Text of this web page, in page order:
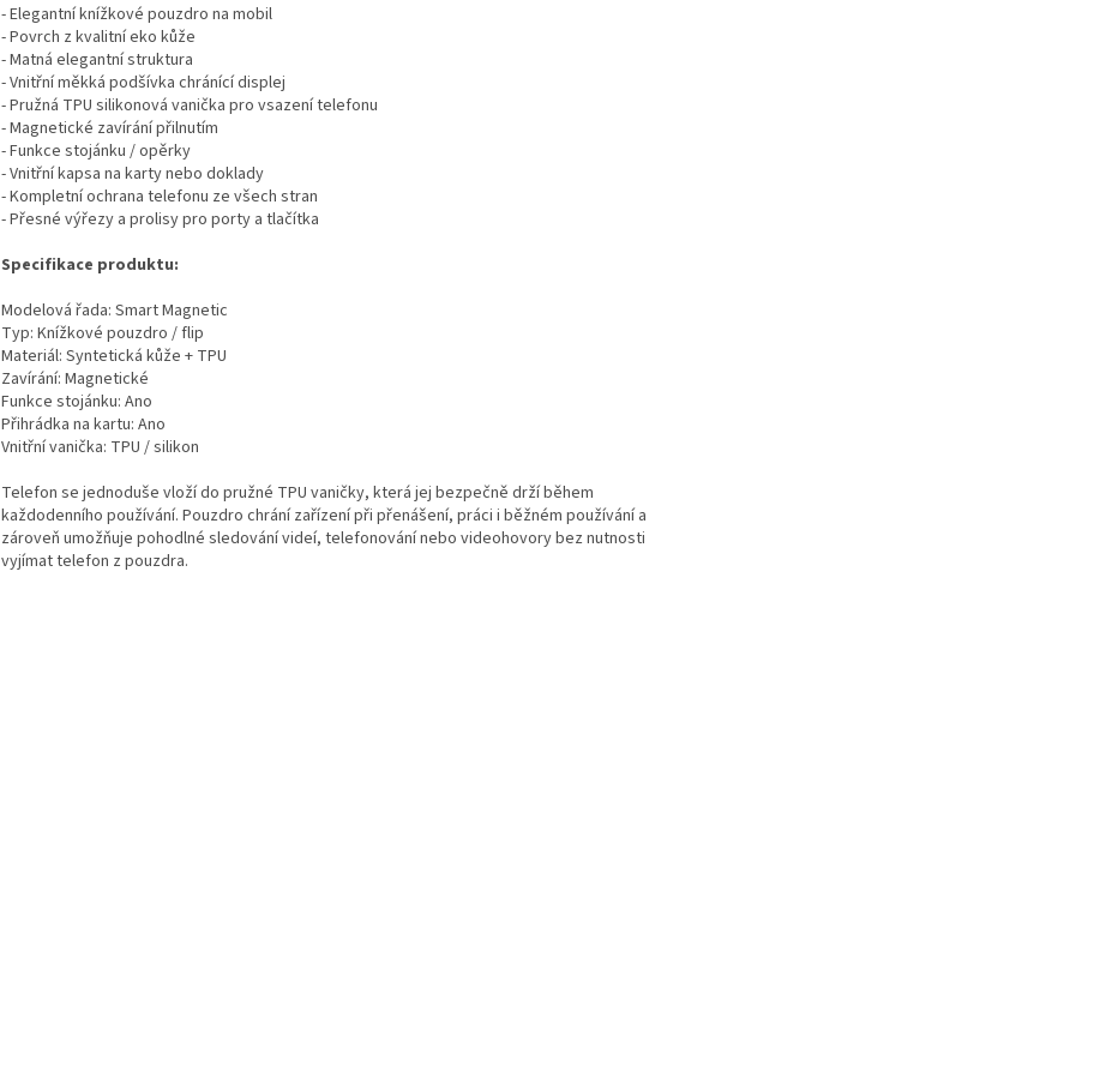
- Elegantní knížkové pouzdro na mobil
- Povrch z kvalitní eko kůže
- Matná elegantní struktura
- Vnitřní měkká podšívka chránící displej
- Pružná TPU silikonová vanička pro vsazení telefonu
- Magnetické zavírání přilnutím
- Funkce stojánku / opěrky
- Vnitřní kapsa na karty nebo doklady
- Kompletní ochrana telefonu ze všech stran
- Přesné výřezy a prolisy pro porty a tlačítka
Specifikace produktu:
Modelová řada: Smart Magnetic
Typ: Knížkové pouzdro / flip
Materiál: Syntetická kůže + TPU
Zavírání: Magnetické
Funkce stojánku: Ano
Přihrádka na kartu: Ano
Vnitřní vanička: TPU / silikon
Telefon se jednoduše vloží do pružné TPU vaničky, která jej bezpečně drží během
každodenního používání. Pouzdro chrání zařízení při přenášení, práci i běžném používání a
zároveň umožňuje pohodlné sledování videí, telefonování nebo videohovory bez nutnosti
vyjímat telefon z pouzdra.